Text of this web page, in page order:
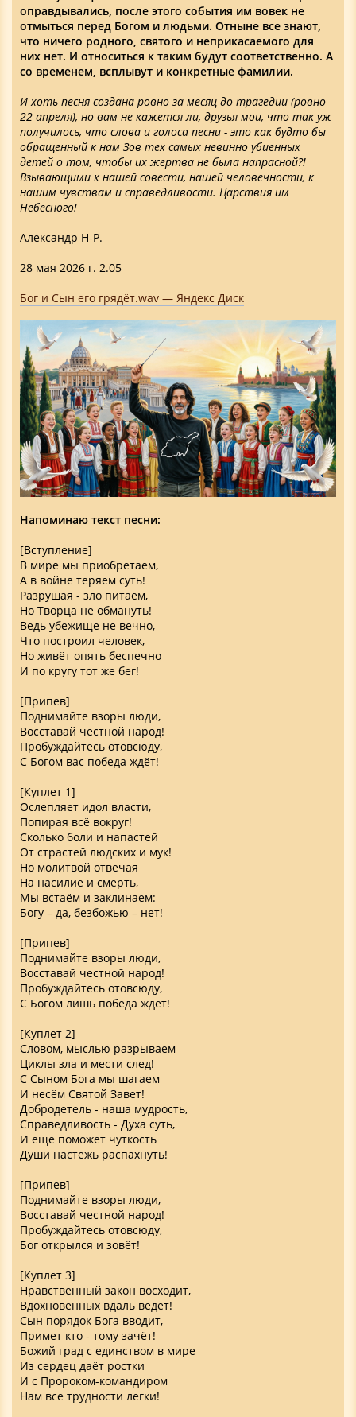
оправдывались, после этого события им вовек не
отмыться перед Богом и людьми. Отныне все знают,
что ничего родного, святого и неприкасаемого для
них нет. И относиться к таким будут соответственно. А
со временем, всплывут и конкретные фамилии.
И хоть песня создана ровно за месяц до трагедии (ровно
22 апреля), но вам не кажется ли, друзья мои, что так уж
получилось, что слова и голоса песни - это как будто бы
обращенный к нам Зов тех самых невинно убиенных
детей о том, чтобы их жертва не была напрасной?!
Взывающими к нашей совести, нашей человечности, к
нашим чувствам и справедливости. Царствия им
Небесного!
Александр Н-Р.
28 мая 2026 г. 2.05
Бог и Сын его грядёт.wav — Яндекс Диск
Напоминаю текст песни:
[Вступление]
В мире мы приобретаем,
А в войне теряем суть!
Разрушая - зло питаем,
Но Творца не обмануть!
Ведь убежище не вечно,
Что построил человек,
Но живёт опять беспечно
И по кругу тот же бег!
[Припев]
Поднимайте взоры люди,
Восставай честной народ!
Пробуждайтесь отовсюду,
С Богом вас победа ждёт!
[Куплет 1]
Ослепляет идол власти,
Попирая всё вокруг!
Сколько боли и напастей
От страстей людских и мук!
Но молитвой отвечая
На насилие и смерть,
Мы встаём и заклинаем:
Богу – да, безбожью – нет!
[Припев]
Поднимайте взоры люди,
Восставай честной народ!
Пробуждайтесь отовсюду,
С Богом лишь победа ждёт!
[Куплет 2]
Словом, мыслью разрываем
Циклы зла и мести след!
С Сыном Бога мы шагаем
И несём Святой Завет!
Добродетель - наша мудрость,
Справедливость - Духа суть,
И ещё поможет чуткость
Души настежь распахнуть!
[Припев]
Поднимайте взоры люди,
Восставай честной народ!
Пробуждайтесь отовсюду,
Бог открылся и зовёт!
[Куплет 3]
Нравственный закон восходит,
Вдохновенных вдаль ведёт!
Сын порядок Бога вводит,
Примет кто - тому зачёт!
Божий град с единством в мире
Из сердец даёт ростки
И с Пророком-командиром
Нам все трудности легки!